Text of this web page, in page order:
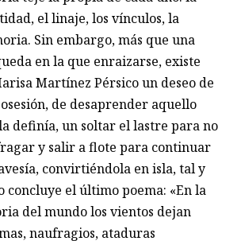
el linaje, los vínculos, la
Sin embargo, más que una
en la que enraizarse, existe
Martínez Pérsico un deseo de
de desaprender aquello
definía, un soltar el lastre para no
y salir a flote para continuar
convirtiéndola en isla, tal y
concluye el último poema: «En la
del mundo los vientos dejan
naufragios, ataduras